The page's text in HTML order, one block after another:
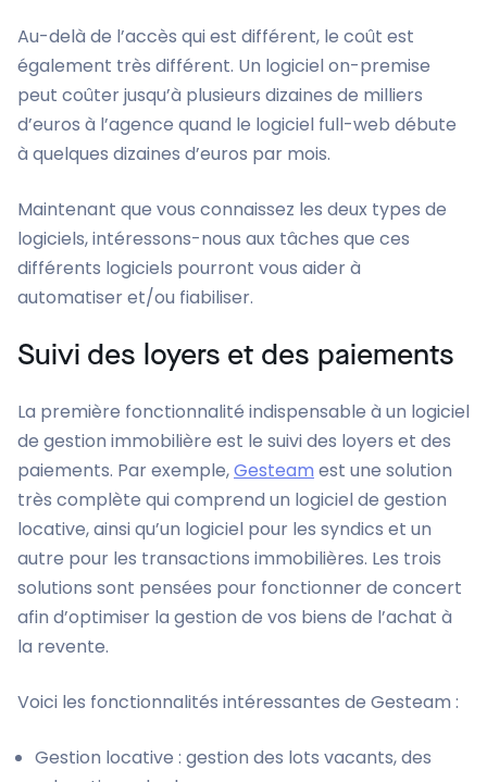
Au-delà de l’accès qui est différent, le coût est
également très différent. Un logiciel on-premise
peut coûter jusqu’à plusieurs dizaines de milliers
d’euros à l’agence quand le logiciel full-web débute
à quelques dizaines d’euros par mois.
Maintenant que vous connaissez les deux types de
logiciels, intéressons-nous aux tâches que ces
différents logiciels pourront vous aider à
automatiser et/ou fiabiliser.
Suivi des loyers et des paiements
La première fonctionnalité indispensable à un logiciel
de gestion immobilière est le suivi des loyers et des
paiements. Par exemple,Gesteam est une solution
très complète qui comprend un logiciel de gestion
locative, ainsi qu’un logiciel pour les syndics et un
autre pour les transactions immobilières. Les trois
solutions sont pensées pour fonctionner de concert
afin d’optimiser la gestion de vos biens de l’achat à
la revente.
Voici les fonctionnalités intéressantes de Gesteam :
Gestion locative : gestion des lots vacants, des